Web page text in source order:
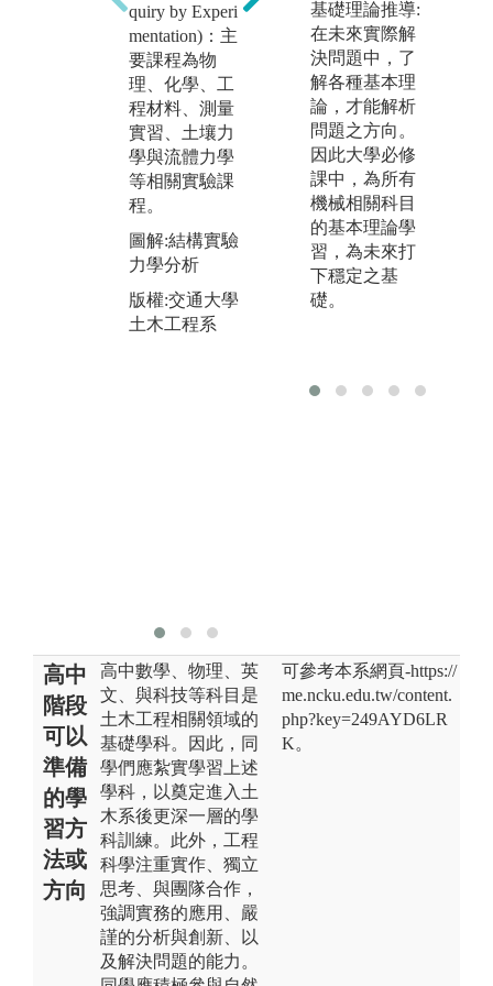
quiry by Experi
mentation)：主
要課程為物
理、化學、工
程材料、測量
實習、土壤力
學與流體力學
等相關實驗課
程。
圖解:結構實驗
力學分析
版權:交通大學
土木工程系
藉由產業實習
方式促進學生
先行投入職場
之訓練，利用
自身的能力、
團隊的合作、
人際的溝通、
極限或壓力的
挑戰以及領導
與被領導等歷
程，有邏輯且
有方法地循序
漸進，以達到
基礎理論推導:
在未來實際解
決問題中，了
解各種基本理
論，才能解析
問題之方向。
因此大學必修
課中，為所有
機械相關科目
的基本理論學
習，為未來打
下穩定之基
礎。
高中
階段
可以
準備
的學
習方
法或
方向
高中數學、物理、英
文、與科技等科目是
土木工程相關領域的
基礎學科。因此，同
學們應紮實學習上述
學科，以奠定進入土
木系後更深一層的學
科訓練。此外，工程
科學注重實作、獨立
思考、與團隊合作，
強調實務的應用、嚴
謹的分析與創新、以
及解決問題的能力。
可參考本系網頁-https://
me.ncku.edu.tw/content.
php?key=249AYD6LR
K。